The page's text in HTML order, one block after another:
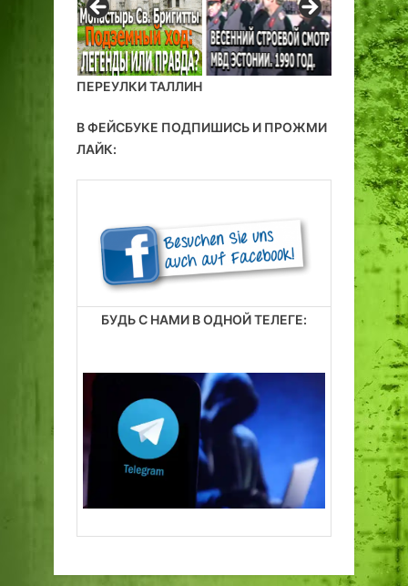
ПЕРЕУЛКИ ТАЛЛИН
В ФЕЙСБУКЕ ПОДПИШИСЬ И ПРОЖМИ
ЛАЙК:
БУДЬ С НАМИ В ОДНОЙ ТЕЛЕГЕ: